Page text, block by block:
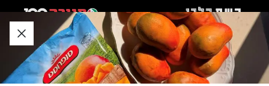
לאזור
תוכן
תחתון
חזרה לעמוד הבית